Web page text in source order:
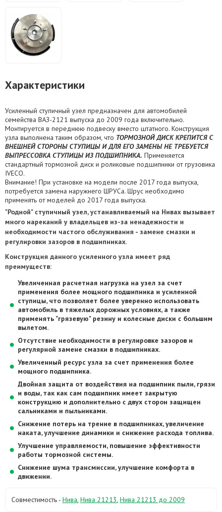
Характеристики
Усиленный ступичный узел предназначен для автомобилей
семейства ВАЗ-2121 выпуска до 2009 года включительно.
Монтируется в переднюю подвеску вместо штатного. Конструкция
узла выполнена таким образом, что ТОРМОЗНОЙ ДИСК КРЕПИТСЯ С
ВНЕШНЕЙ СТОРОНЫ СТУПИЦЫ И ДЛЯ ЕГО ЗАМЕНЫ НЕ ТРЕБУЕТСЯ
ВЫПРЕССОВКА СТУПИЦЫ ИЗ ПОДШИПНИКА. Применяется
стандартный тормозной диск и роликовые подшипники от грузовика
IVECO.
Внимание! При установке на модели после 2017 года выпуска,
потребуется замена наружнего ШРУСа. Шрус необходимо
применять от моделей до 2017 года выпуска.
"Родной" ступичный узел, устанавливаемый на Нивах вызывает
много нареканий у владельцев из-за ненадежности и
необходимости частого обслуживания - замене смазки и
регулировки зазоров в подшипниках.
Конструкция данного усиленного узла имеет ряд
преимуществ:
Увеличенная расчетная нагрузка на узел за счет
применения более мощного подшипника и усиленной
ступицы, что позволяет более уверенно использовать
автомобиль в тяжелых дорожных условиях, а также
применять "грязевую" резину и колесные диски с большим
вылетом.
Отсутствие необходимости в регулировке зазоров и
регулярной замене смазки в подшипниках.
Увеличенный ресурс узла за счет применения более
мощного подшипника.
Двойная защита от воздействия на подшипник пыли, грязи
и воды, так как сам подшипник имеет закрытую
конструкцию и дополнительно с двух сторон защищен
сальниками и пыльниками.
Снижение потерь на трение в подшипниках, увеличение
наката, улучшение динамики и снижение расхода топлива.
Улучшение управляемости, повышение эффективности
работы тормозной системы.
Снижение шума трансмиссии, улучшение комфорта в
движении.
Совместимость - Нива, Нива 21213, Нива 21213 до 2009